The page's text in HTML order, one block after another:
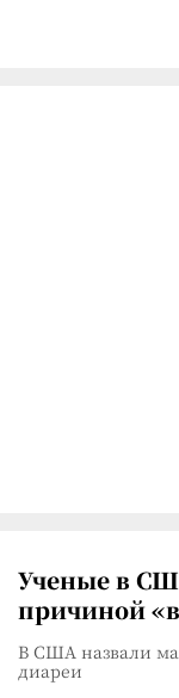
Ученые в
причиной
В США назвали
диареи